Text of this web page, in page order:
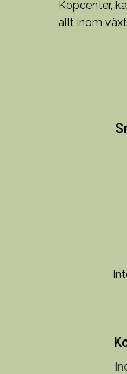
Köpcenter,
allt inom